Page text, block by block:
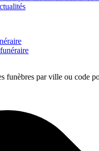
funèbres par ville ou code